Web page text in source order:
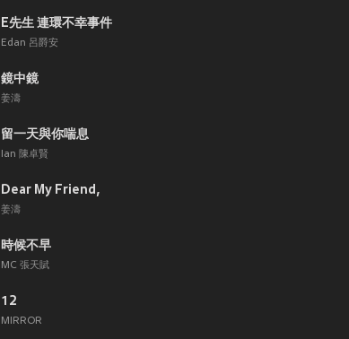
E先生 連環不幸事件
Edan 呂爵安
鏡中鏡
姜濤
留一天與你喘息
Ian 陳卓賢
Dear My Friend,
姜濤
時候不早
MC 張天賦
12
MIRROR